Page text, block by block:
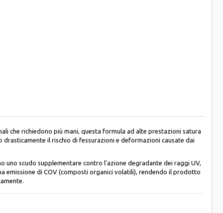
che richiedono più mani, questa formula ad alte prestazioni satura
il rischio di fessurazioni e deformazioni causate dai
uno scudo supplementare contro l'azione degradante dei raggi UV,
emissione di COV (composti organici volatili), rendendo il prodotto